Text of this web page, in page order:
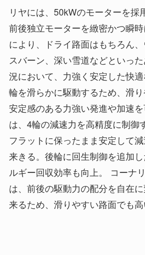
リヤには、50kWのモーターを採
前後独立モーターを緻密かつ瞬
により、ドライ路面はもちろん
スバーン、深い雪道などといっ
況において、力強く安定した快
輪を滑らかに駆動するため、滑
安定感のある力強い発進や加速
は、4輪の減速力を高精度に制御
フラットに保ったまま安定して
来きる。後輪に回生制御を追加
ルギー回収効率も向上。 コーナ
は、前後の駆動力の配分を自在
来るため、滑りやすい路面でも高